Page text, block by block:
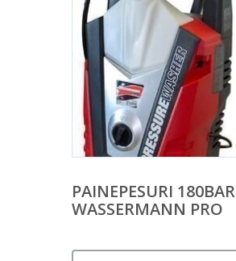
PAINEPESURI 180BAR
WASSERMANN PRO